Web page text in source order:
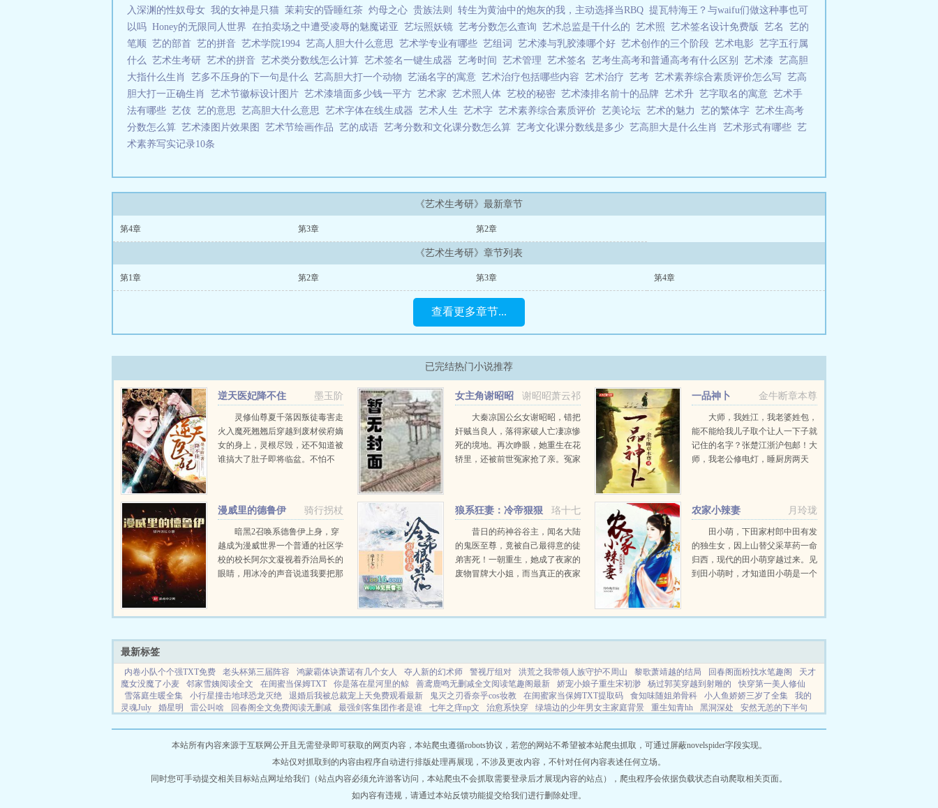
入深渊的性奴母女 我的女神是只猫 茉莉安的昏睡红茶 灼母之心 贵族法则 转生为黄油中的炮灰的我，主动选择当RBQ 提瓦特海王？与waifu们做这种事也可
以吗 Honey的无限同人世界 在拍卖场之中遭受凌辱的魅魔诺亚 艺坛照妖镜 艺考分数怎么查询 艺术总监是干什么的 艺术照 艺术签名设计免费版 艺名 艺的
笔顺 艺的部首 艺的拼音 艺术学院1994 艺高人胆大什么意思 艺术学专业有哪些 艺组词 艺术漆与乳胶漆哪个好 艺术创作的三个阶段 艺术电影 艺字五行属
什么 艺术生考研 艺术的拼音 艺术类分数线怎么计算 艺术签名一键生成器 艺考时间 艺术管理 艺术签名 艺考生高考和普通高考有什么区别 艺术漆 艺高胆
大指什么生肖 艺多不压身的下一句是什么 艺高胆大打一个动物 艺涵名字的寓意 艺术治疗包括哪些内容 艺术治疗 艺考 艺术素养综合素质评价怎么写 艺高
胆大打一正确生肖 艺术节徽标设计图片 艺术漆墙面多少钱一平方 艺术家 艺术照人体 艺校的秘密 艺术漆排名前十的品牌 艺术升 艺字取名的寓意 艺术手
法有哪些 艺伎 艺的意思 艺高胆大什么意思 艺术字体在线生成器 艺术人生 艺术字 艺术素养综合素质评价 艺美论坛 艺术的魅力 艺的繁体字 艺术生高考
分数怎么算 艺术漆图片效果图 艺术节绘画作品 艺的成语 艺考分数和文化课分数怎么算 艺考文化课分数线是多少 艺高胆大是什么生肖 艺术形式有哪些 艺
术素养写实记录10条
《艺术生考研》最新章节
第4章 第3章 第2章
《艺术生考研》章节列表
第1章 第2章 第3章 第4章
查看更多章节...
已完结热门小说推荐
墨玉阶
逆天医妃降不住
灵修仙尊夏千落因叛徒毒害走
火入魔死翘翘后穿越到废材侯府嫡
女的身上，灵根尽毁，还不知道被
谁搞大了肚子即将临盆。不怕不
case。妹妹说她勾引奸夫...
谢昭昭萧云祁
女主角谢昭昭
萧云祁大秦凉国公幺女谢昭昭，错把
奸贼当良人，落得家破人亡凄凉惨
死的境地。再次睁眼，她重生在花
轿里，还被前世冤家抢了亲。冤家
金牛断章本尊
一品神卜
大师，我姓江，我老婆姓包，
能不能给我儿子取个让人一下子就
记住的名字？张楚江浙沪包邮！大
师，我老公修电灯，睡厨房两天
骑行拐杖
漫威里的德鲁伊
暗黑2召唤系德鲁伊上身，穿
越成为漫威世界一个普通的社区学
校的校长阿尔文凝视着乔治局长的
眼睛，用冰冷的声音说道我要把那
的心掏出来看看，让他们付出终生
珞十七
狼系狂妻：冷帝狠狠
昔日的药神谷谷主，闻名大陆
的鬼医至尊，竟被自己最得意的徒
弟害死！一朝重生，她成了夜家的
废物冒牌大小姐，而当真正的夜家
嫁给渣男？是可忍孰不可忍！可是
月玲珑
农家小辣妻
田小萌，下田家村郎中田有发
的独生女，因上山替父采草药一命
归西，现代的田小萌穿越过来。见
到田小萌时，才知道田小萌是一个
聪明的时候只怕连当朝状元也未必
最新标签
内卷小队个个强TXT免费 老头杯第三届阵容 鸿蒙霸体诀萧诺有几个女人 夺人新的幻术师 警视厅组对 洪荒之我带领人族守护不周山 黎歌萧靖越的结局 回春阁面粉找水笔趣阁
天才
魔女没魔了小麦
邻家雪姨阅读全文 在闺蜜当保姆TXT 你是落在星河里的鲸 善鸢鹿鸣无删减全文阅读笔趣阁最新 娇宠小娘子重生宋初渺 杨过郭芙穿越到射雕的
快穿第一美人修仙
雪落庭生暖全集
小行星撞击地球恐龙灭绝 退婚后我被总裁宠上天免费观看最新 鬼灭之刃香奈乎cos妆教 在闺蜜家当保姆TXT提取码 食知味随姐弟骨科 小人鱼娇娇三岁了全集
我的
灵魂July
婚星明 雷公叫啥 回春阁全文免费阅读无删减 最强剑客集团作者是谁 七年之痒np文 治愈系快穿 绿墙边的少年男女主家庭背景 重生知青hh 黑洞深处
安然无恙的下半句
退婚后我被总裁宠上天全集在线观看
陆小凤之西门吹雪文 豪门炮灰孕夫 罗宾肖雨笛程思伊盖世狂龙 女配在修真界搞内卷 女配在修仙界疯狂修炼 通天管好你家熊孩子的
混沌圣神
警视厅SIT 回春阁面粉找水讲什么 顶级绿茶高嫁攻略最新章节 闺蜜应聘保姆 鬼灭香奈乎的堕落的 黎歌萧寒擎免费阅读 超品高手混花都陈霆余丽梅 无名的人暗示什么爱情
黎歌潇寒擎黎漾名 天降神级弃少云飞扬完整版 黎歌萧寒擎名字 本丸记事手札 战神烈歌 绿茶千金甜且撩
物蛇鼠猴什么生肖
好想小姐姐 太子妃从军记全文阅读 我靠医术逆天完整短视频 见微知著全文未删减 大明皇妃60集在线观看 你像风像火燃烧我的梦 闺蜜家当保姆结局大结局
海贼直播开局顶上战争大结局 欢喜禅 在线 大明皇妃图片大全 除非海贼王 盖世狂龙罗宾程
侦探齐木1拍档早安夏天著 终极三国同人原味修 主人翁萧靖越黎歌
本站所有内容来源于互联网公开且无需登录即可获取的网页内容，本站爬虫遵循robots协议，若您的网站不希望被本站爬虫抓取，可通过屏蔽novelspider字段实现。
本站仅对抓取到的内容由程序自动进行排版处理再展现，不涉及更改内容，不针对任何内容表述任何立场。
同时您可手动提交相关目标站点网址给我们（站点内容必须允许游客访问，本站爬虫不会抓取需要登录后才展现内容的站点），爬虫程序会依据负载状态自动爬取相关页面。
如内容有违规，请通过本站反馈功能提交给我们进行删除处理。